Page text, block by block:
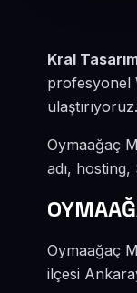
Kral
profesyonel
ulaştırıyoruz.
Oymaağaç
adı,
Oymaağaç
ilçesi